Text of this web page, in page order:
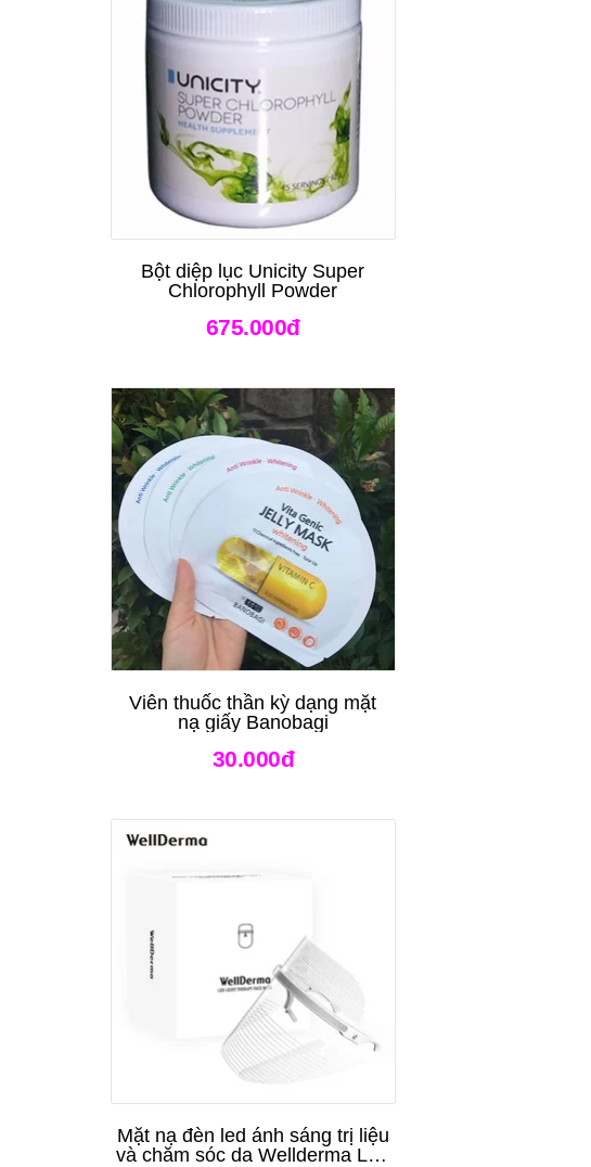
Bột diệp lục Unicity Super
Chlorophyll Powder
675.000đ
Viên thuốc thần kỳ dạng mặt
nạ giấy Banobagi
30.000đ
Mặt nạ đèn led ánh sáng trị liệu
và chăm sóc da Wellderma Led